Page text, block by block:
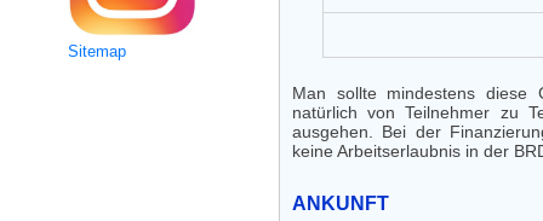
Sitemap
Man sollte mindestens diese
natürlich von Teilnehmer zu
ausgehen. Bei der
keine Arbeitserlaubnis in der
ANKUNFT